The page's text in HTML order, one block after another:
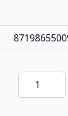
Menge